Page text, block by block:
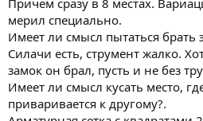
мерил специально.
Имеет ли смысл пытаться брать
Силачи есть, струмент жалко.
замок он брал, пусть и не без
Имеет ли смысл кусать место,
приваривается к другому?.